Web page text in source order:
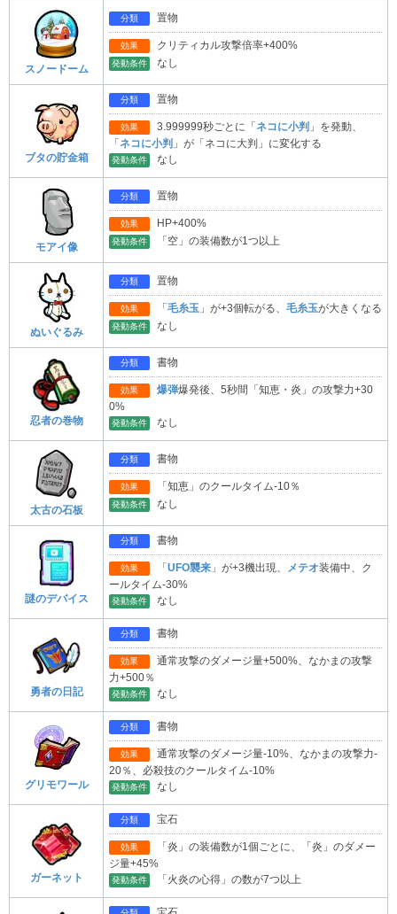
スノードーム
分類 置物
効果 クリティカル攻撃倍率+400%
発動条件 なし
ブタの貯金箱
分類 置物
効果 3.999999秒ごとに「 ネコに小判 」を発動、
「 ネコに小判 」が「ネコに大判」に変化する
発動条件 なし
モアイ像
分類 置物
効果 HP+400%
発動条件 「空」の装備数が1つ以上
ぬいぐるみ
分類 置物
効果 「 毛糸玉 」が+3個転がる、 毛糸玉が大きくなる
発動条件 なし
忍者の巻物
分類 書物
効果 爆弾爆発後、5秒間「知恵・炎」の攻撃力+30
0%
発動条件 なし
太古の石板
分類 書物
効果 「知恵」のクールタイム-10％
発動条件 なし
謎のデバイス
分類 書物
効果 「 UFO襲来 」が+3機出現、 メテオ装備中、ク
ールタイム-30%
発動条件 なし
勇者の日記
分類 書物
効果
通常攻撃のダメージ量+500%、なかまの攻撃
力+500％
発動条件 なし
グリモワール
分類 書物
効果
通常攻撃のダメージ量-10%、なかまの攻撃力-
20％、必殺技のクールタイム-10%
発動条件 なし
ガーネット
分類 宝石
効果
「炎」の装備数が1個ごとに、「炎」のダメー
ジ量+45%
発動条件 「火炎の心得」の数が7つ以上
宝石